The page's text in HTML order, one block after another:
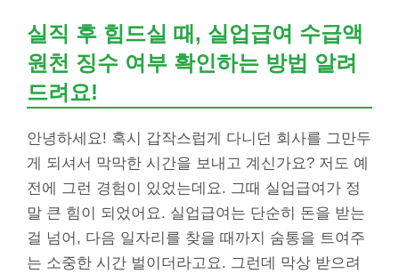
실직 후 힘드실 때, 실업급여 수급액
원천 징수 여부 확인하는 방법 알려
드려요!
안녕하세요! 혹시 갑작스럽게 다니던 회사를 그만두
게 되셔서 막막한 시간을 보내고 계신가요? 저도 예
전에 그런 경험이 있었는데요. 그때 실업급여가 정
말 큰 힘이 되었어요. 실업급여는 단순히 돈을 받는
걸 넘어, 다음 일자리를 찾을 때까지 숨통을 트여주
는 소중한 시간 벌이더라고요. 그런데 막상 받으려